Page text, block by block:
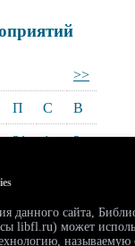
>>
П С В
31 1 2
14 15 16
21 22 23
данного сайта,
libfl.ru) может